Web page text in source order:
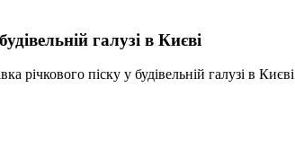
галузі в Києві
річкового піску у будівельній галузі в Києві